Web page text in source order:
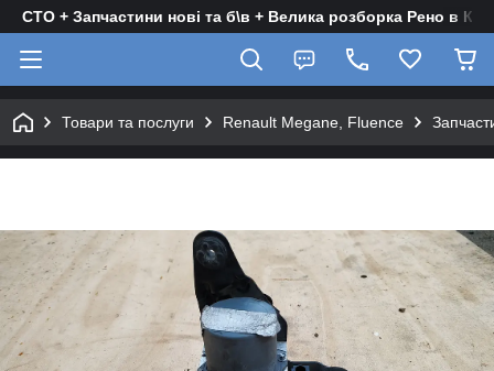
СТО + Запчастини нові та б\в + Велика розборка Рено в
Товари та послуги Renault Megane, Fluence